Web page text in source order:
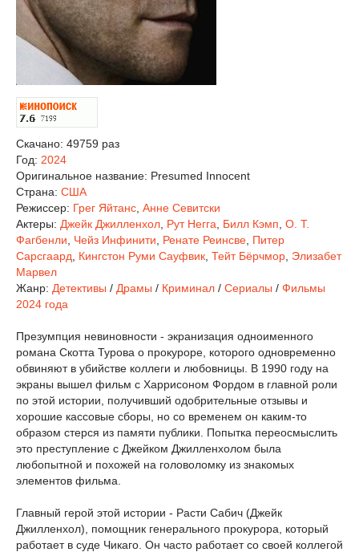
Скачано: 49759 раз
Год: 2024
Оригинальное название: Presumed Innocent
Страна: США
Режиссер: Грег Яйтанс Анне Севитски
Актеры: Джейк Джилленхол Рут Негга Билл Кэмп О. Т.
Фагбенли
Чейз Инфинити Ренате Реинсве Питер
Сарсгаард
Кингстон Руми Сауфвик Тейт Бёрчмор Элизабет
Марвел
Жанр: Детективы / Драмы / Криминал / Сериалы / Фильмы
2024 года
Презумпция невиновности - экранизация одноименного
романа Скотта Турова о прокуроре, которого одновременно
обвиняют в убийстве коллеги и любовницы. В 1990 году на
экраны вышел фильм с Харрисоном Фордом в главной роли
по этой истории, получивший одобрительные отзывы и
хорошие кассовые сборы, но со временем он каким-то
образом стерся из памяти публики. Попытка переосмыслить
это преступление с Джейком Джилленхолом была
любопытной и похожей на головоломку из знакомых
элементов фильма.
Главный герой этой истории - Расти Сабич (Джейк
Джилленхол), помощник генерального прокурора, который
работает в суде Чикаго. Он часто работает со своей коллегой